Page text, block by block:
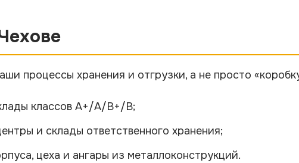
процессы хранения и отгрузки, а не просто
классов A+/A/B+/B;
и склады ответственного хранения;
цеха и ангары из металлоконструкций.